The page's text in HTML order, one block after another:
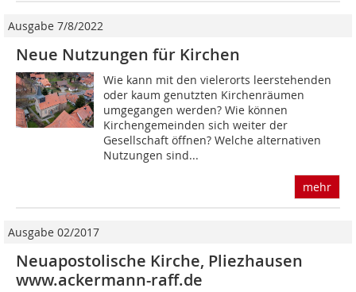
Ausgabe 7/8/2022
Neue Nutzungen für Kirchen
Wie kann mit den vielerorts leerstehenden
oder kaum genutzten Kirchenräumen
umgegangen werden? Wie können
Kirchengemeinden sich weiter der
Gesellschaft öffnen? Welche alternativen
Nutzungen sind...
mehr
Ausgabe 02/2017
Neuapostolische Kirche, Pliezhausen
www.ackermann-raff.de